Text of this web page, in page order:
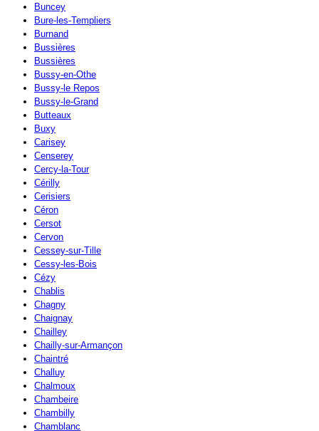
Buncey
Bure-les-Templiers
Burnand
Bussières
Bussières
Bussy-en-Othe
Bussy-le Repos
Bussy-le-Grand
Butteaux
Buxy
Carisey
Censerey
Cercy-la-Tour
Cérilly
Cerisiers
Céron
Cersot
Cervon
Cessey-sur-Tille
Cessy-les-Bois
Cézy
Chablis
Chagny
Chaignay
Chailley
Chailly-sur-Armançon
Chaintré
Challuy
Chalmoux
Chambeire
Chambilly
Chamblanc